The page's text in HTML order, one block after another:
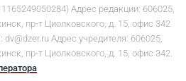
Адрес редакции: 606025,
пр-т Циолковского, д. 15, офис 342
Адрес учредителя: 606025,
пр-т Циолковского, д. 15, офис 342.